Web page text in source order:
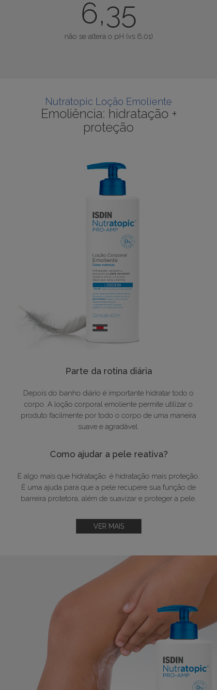
6,35
não se altera o pH (vs 6,01)
Nutratopic Loção Emoliente
Emoliência: hidratação +
proteção
Parte da rotina diária
Depois do banho diário é importante hidratar todo o
corpo. A loção corporal emoliente permite utilizar o
produto facilmente por todo o corpo de uma maneira
suave e agradável.
Como ajudar a pele reativa?
É algo mais que hidratação: é hidratação mais proteção.
É uma ajuda para que a pele recupere sua função de
barreira protetora, além de suavizar e proteger a pele.
VER MAIS